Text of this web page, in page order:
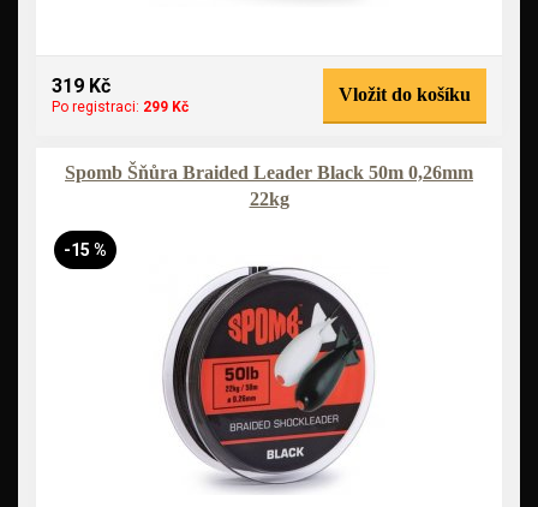
319 Kč
Po registraci: 299 Kč
Vložit do košíku
Spomb Šňůra Braided Leader Black 50m 0,26mm
22kg
-15 %